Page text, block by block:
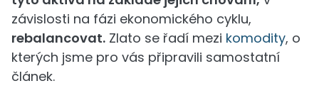
závislosti na fázi ekonomického cyklu,
rebalancovat. Zlato se řadí mezi komodity, o
kterých jsme pro vás připravili samostatní
článek.